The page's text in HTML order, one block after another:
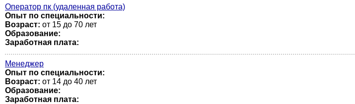
Оператор пк (удаленная работа)
Опыт по специальности:
Возраст: от 15 до 70 лет
Образование:
Заработная плата:
Менеджер
Опыт по специальности:
Возраст: от 14 до 40 лет
Образование:
Заработная плата: